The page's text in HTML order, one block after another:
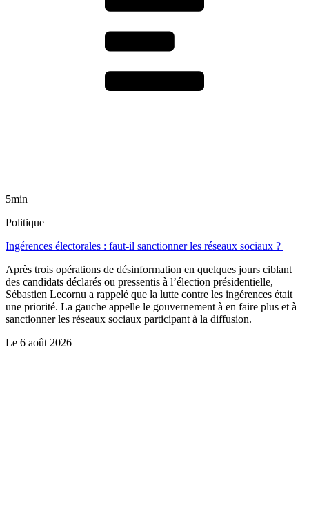
5min
Politique
Ingérences électorales : faut-il sanctionner les réseaux sociaux ?
Après trois opérations de désinformation en quelques jours ciblant
des candidats déclarés ou pressentis à l’élection présidentielle,
Sébastien Lecornu a rappelé que la lutte contre les ingérences était
une priorité. La gauche appelle le gouvernement à en faire plus et à
sanctionner les réseaux sociaux participant à la diffusion.
Le 6 août 2026